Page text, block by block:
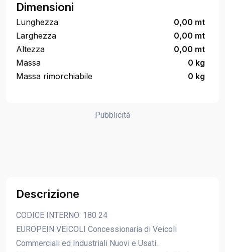
Dimensioni
Lunghezza
0,00 mt
Larghezza
0,00 mt
Altezza
0,00 mt
Massa
0 kg
Massa rimorchiabile
0 kg
Pubblicità
Descrizione
CODICE INTERNO: 180 24
EUROPEIN VEICOLI Concessionaria di Veicoli
Commerciali ed Industriali Nuovi e Usati.